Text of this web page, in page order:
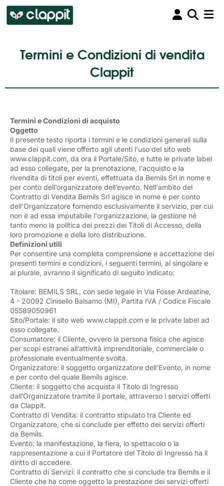
Termini e Condizioni di vendita
Clappit
Termini e Condizioni di acquisto
Oggetto
Il presente testo riporta i termini e le condizioni generali sulla
base dei quali viene offerto agli utenti l'uso del sito web
www.clappit.com, da ora il Portale/Sito, e tutte le private label
ad esso collegate, per la prenotazione, l'acquisto e la
rivendita di titoli per eventi, effettuata da Bemils Srl in nome e
per conto dell’organizzatore dell’evento. Nell'ambito del
Contratto di Vendita Bemils Srl agisce in nome e per conto
dell'Organizzatore fornendo esclusivamente il servizio, per cui
non è ad essa imputabile l'organizzazione, la gestione né
tanto meno la politica dei prezzi dei Titoli di Accesso, della
loro promozione e della loro distribuzione.
Definizioni utili
Per consentire una completa comprensione e accettazione dei
presenti termini e condizioni, i seguenti termini, al singolare e
al plurale, avranno il significato di seguito indicato:
Titolare: BEMILS SRL, con sede legale in Via Fosse Ardeatine,
4 - 20092 Cinisello Balsamo (MI), Partita IVA / Codice Fiscale
05589050961
Sito/Portale: il sito web www.clappit.com e le private label ad
esso collegate.
Consumatore: il Cliente, ovvero la persona fisica che agisce
per scopi estranei all’attività imprenditoriale, commerciale o
professionale eventualmente svolta.
Organizzatore: il soggetto organizzatore dell’Evento, in nome
e per conto del quale Bemils agisce.
Cliente: il soggetto che acquista il Titolo di Ingresso
dall’Organizzatore tramite il portale, attraverso i servizi offerti
da Clappit.
Contratto di Vendita: il contratto stipulato tra Cliente ed
Organizzatore, che si conclude per effetto dei servizi offerti
da Bemils.
Evento: la manifestazione, la fiera, lo spettacolo o la
rappresentazione a cui il Portatore del Titolo di Ingresso ha il
diritto di accedere.
Contratto di Servizi: il contratto che si conclude tra Bemils e il
Cliente che ha come oggetto la prestazione dei servizi offerti